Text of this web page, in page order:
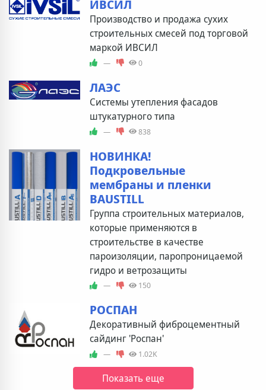
ИВСИЛ
Производство и продажа сухих
строительных смесей под торговой
маркой ИВСИЛ
— 0
ЛАЭС
Системы утепления фасадов
штукатурного типа
— 838
НОВИНКА!
Подкровельные
мембраны и пленки
BAUSTILL
Группа строительных материалов,
которые применяются в
строительстве в качестве
пароизоляции, паропроницаемой
гидро и ветрозащиты
— 150
РОСПАН
Декоративный фиброцементный
сайдинг 'Роспан'
— 1.02K
Показать еще